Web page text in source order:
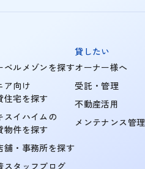
ベルメゾンを探す
ア向け
住宅を探す
スイハイムの
物件を探す
舗・事務所を探す
スタッフブログ
貸したい
オーナー様へ
受託・管理
不動産活用
メンテナンス管理